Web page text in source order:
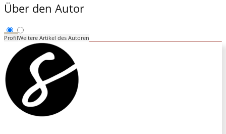
Über den Autor
ProfilWeitere Artikel des Autoren